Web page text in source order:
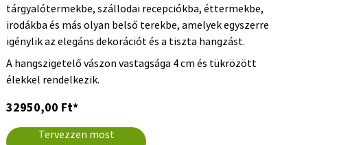
tárgyalótermekbe, szállodai recepciókba, éttermekbe,
irodákba és más olyan belső terekbe, amelyek egyszerre
igénylik az elegáns dekorációt és a tiszta hangzást.
A hangszigetelő vászon vastagsága 4 cm és tükrözött
élekkel rendelkezik.
32950,00 Ft*
Tervezzen most